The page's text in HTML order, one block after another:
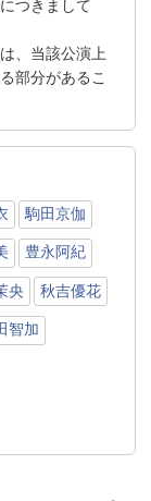
つきまして
、当該公演上
部分があるこ
駒田京伽
豊永阿紀
央 秋吉優花
智加